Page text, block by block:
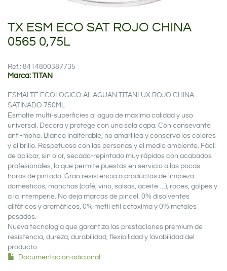
TX ESM ECO SAT ROJO CHINA
0565 0,75L
Ref.: 8414800387735
Marca: TITAN
ESMALTE ECOLOGICO AL AGUAN TITANLUX ROJO CHINA
SATINADO 750ML
Esmalte multi-superficies al agua de máxima calidad y uso
universal. Decora y protege con una sola capa. Con consevante
anti-moho. Blanco inalterable, no amarillea y conserva los colores
y el brillo. Respetuoso con las personas y el medio ambiente. Fácil
de aplicar, sin olor, secado-repintado muy rápidos con acabados
profesionales, lo que permite puestas en servicio a las pocas
horas de pintado. Gran resistencia a productos de limpieza
domésticos, manchas (café, vino, salsas, aceite …), roces, golpes y
a la intemperie. No deja marcas de pincel. 0% disolventes
alifáticos y aromáticos, 0% metil etil cetoxima y 0% metales
pesados.
Nueva tecnología que garantiza las prestaciones premium de
resistencia, dureza, durabilidad, flexibilidad y lavabilidad del
producto.
Documentación adicional